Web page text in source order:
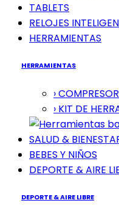
TABLETS
RELOJES
HERRAMIENTAS
HERRAMIENTAS
›
› KIT DE
SALUD &
BEBES Y NIÑOS
DEPORTE & AIRE
DEPORTE & AIRE LIBRE